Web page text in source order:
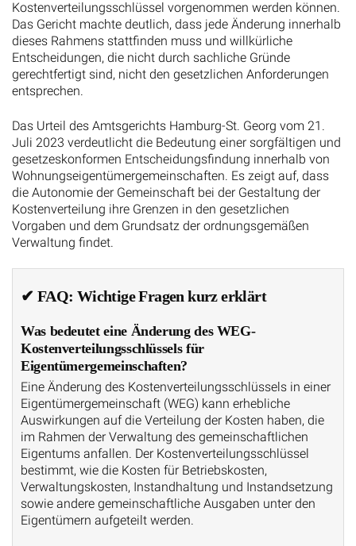
Kostenverteilungsschlüssel vorgenommen werden können.
Das Gericht machte deutlich, dass jede Änderung innerhalb
dieses Rahmens stattfinden muss und willkürliche
Entscheidungen, die nicht durch sachliche Gründe
gerechtfertigt sind, nicht den gesetzlichen Anforderungen
entsprechen.
Das Urteil des Amtsgerichts Hamburg-St. Georg vom 21.
Juli 2023 verdeutlicht die Bedeutung einer sorgfältigen und
gesetzeskonformen Entscheidungsfindung innerhalb von
Wohnungseigentümergemeinschaften. Es zeigt auf, dass
die Autonomie der Gemeinschaft bei der Gestaltung der
Kostenverteilung ihre Grenzen in den gesetzlichen
Vorgaben und dem Grundsatz der ordnungsgemäßen
Verwaltung findet.
✔ FAQ: Wichtige Fragen kurz erklärt
Was bedeutet eine Änderung des WEG-
Kostenverteilungsschlüssels für
Eigentümergemeinschaften?
Eine Änderung des Kostenverteilungsschlüssels in einer
Eigentümergemeinschaft (WEG) kann erhebliche
Auswirkungen auf die Verteilung der Kosten haben, die
im Rahmen der Verwaltung des gemeinschaftlichen
Eigentums anfallen. Der Kostenverteilungsschlüssel
bestimmt, wie die Kosten für Betriebskosten,
Verwaltungskosten, Instandhaltung und Instandsetzung
sowie andere gemeinschaftliche Ausgaben unter den
Eigentümern aufgeteilt werden.